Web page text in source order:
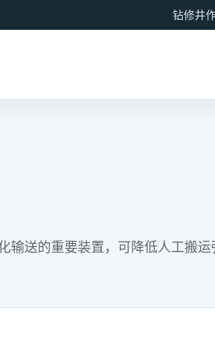
钻修井
送的重要装置，可降低人工搬运